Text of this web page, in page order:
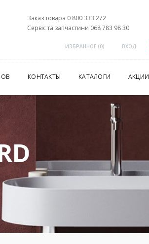
Заказ товара 0 800 333 272
Сервіс та запчастини 068 783 98 30
ИЗБРАННОЕ (0) ВХОД
КОНТАКТЫ КАТАЛОГИ АКЦИИ